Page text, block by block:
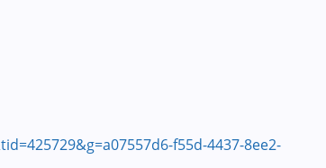
f55d-4437-8ee2-